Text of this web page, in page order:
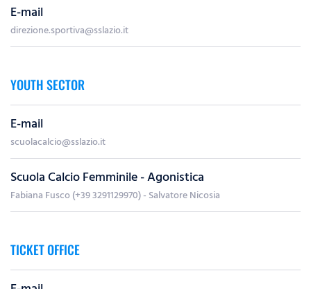
E-mail
direzione.sportiva@sslazio.it
YOUTH SECTOR
E-mail
scuolacalcio@sslazio.it
Scuola Calcio Femminile - Agonistica
Fabiana Fusco (+39 3291129970) - Salvatore Nicosia
TICKET OFFICE